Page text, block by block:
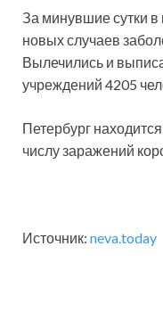
За минувшие сутки
новых случаев
Вылечились и
учреждений 4205
Петербург
числу заражений
Источник: neva.today